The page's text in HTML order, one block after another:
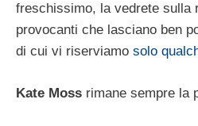
freschissimo, la vedrete sulla
provocanti che lasciano ben
di cui vi riserviamo solo
Kate Moss rimane sempre la